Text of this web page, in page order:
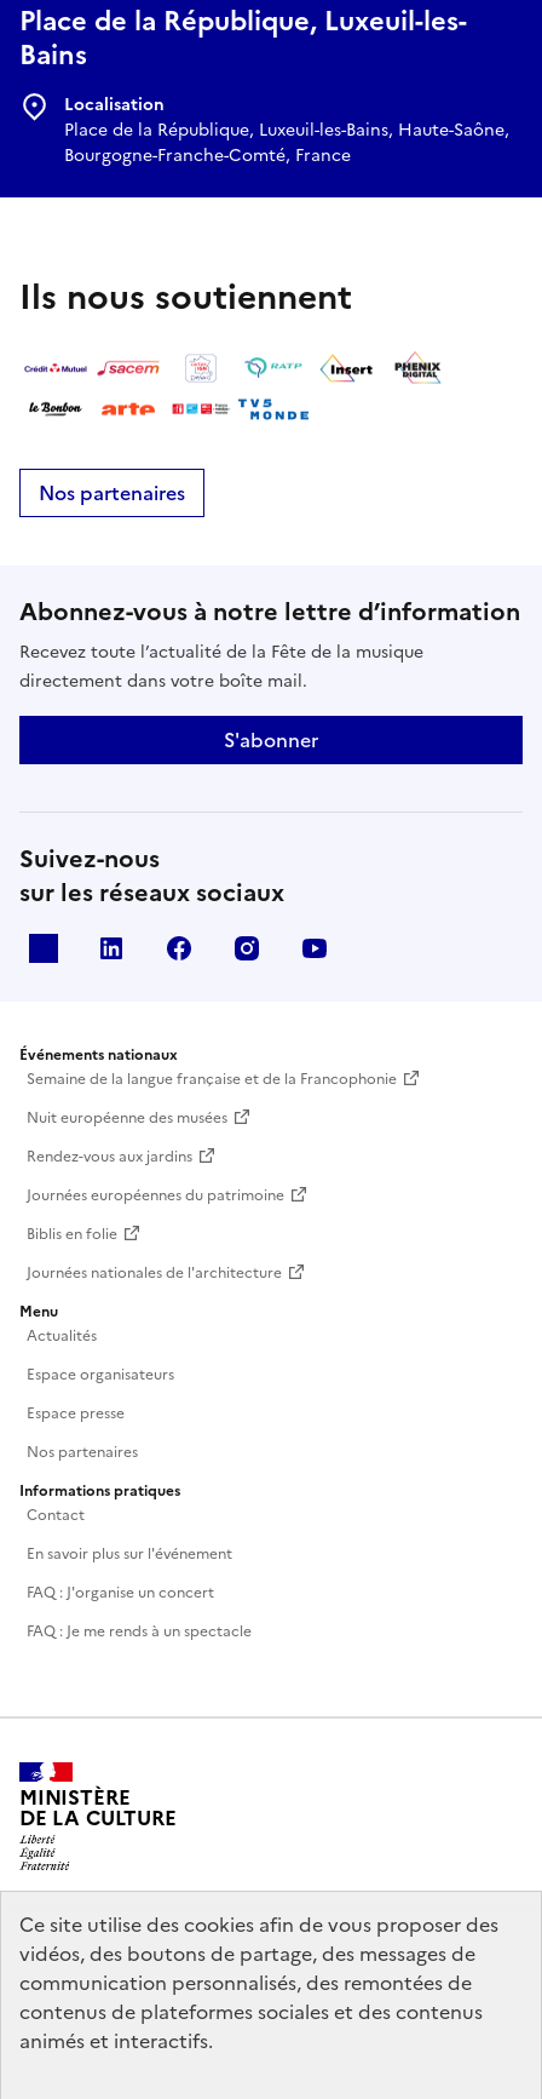
Ce site utilise des cookies afin de vous proposer des
vidéos, des boutons de partage, des messages de
communication personnalisés, des remontées de
contenus de plateformes sociales et des contenus
animés et interactifs.
Place de la République, Luxeuil-les-
Bains
Localisation
Place de la République, Luxeuil-les-Bains, Haute-Saône,
Bourgogne-Franche-Comté, France
Ils nous soutiennent
Nos partenaires
Abonnez-vous à notre lettre d’information
Recevez toute l’actualité de la Fête de la musique
directement dans votre boîte mail.
S'abonner
Suivez-nous
sur les réseaux sociaux
Linkedin Facebook Instagram
Événements nationaux
Semaine de la langue française et de la Francophonie
Nuit européenne des musées
Rendez-vous aux jardins
Journées européennes du patrimoine
Biblis en folie
Journées nationales de l'architecture
Menu
Actualités
Espace organisateurs
Espace presse
Nos partenaires
Informations pratiques
Contact
En savoir plus sur l'événement
FAQ : J'organise un concert
FAQ : Je me rends à un spectacle
MINISTÈRE
DE LA CULTURE
legifrance.gouv.fr
info.gouv.fr
service-public.gouv.fr
data.gouv.fr